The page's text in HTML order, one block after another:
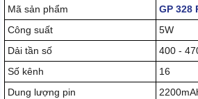
Mã sản phẩm
GP 328
Công suất
5W
Dải tần số
400 -
Số kênh
16
Dung lượng pin